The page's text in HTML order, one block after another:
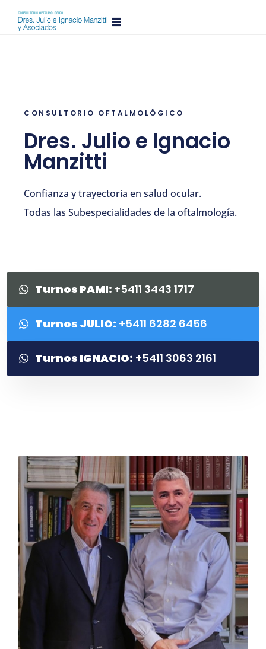
CONSULTORIO OFTALMOLÓGICO
Dres. Julio e Ignacio
Manzitti
Confianza y trayectoria en salud ocular.
Todas las Subespecialidades de la oftalmología.
Turnos PAMI: +5411 3443 1717
Turnos JULIO: +5411 6282 6456
Turnos IGNACIO: +5411 3063 2161